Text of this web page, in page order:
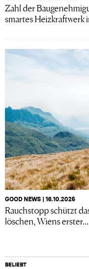
Zahl der
smartes Heizkraftwerk
GOOD NEWS | 16.10.2025
Rauchstopp schützt
löschen, Wiens erster...
BELIEBT